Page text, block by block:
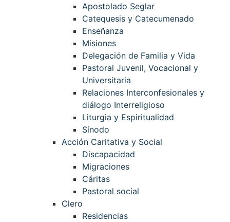
Apostolado Seglar
Catequesis y Catecumenado
Enseñanza
Misiones
Delegación de Familia y Vida
Pastoral Juvenil, Vocacional y
Universitaria
Relaciones Interconfesionales y
diálogo Interreligioso
Liturgia y Espiritualidad
Sínodo
Acción Caritativa y Social
Discapacidad
Migraciones
Cáritas
Pastoral social
Clero
Residencias